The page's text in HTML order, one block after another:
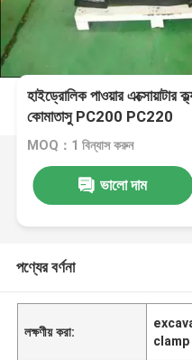
হাইড্রোলিক পাওয়ার এক্সোয়াটার
কোমাতাসু PC200 PC220
MOQ：1 বিন্যাস করুন
ভালো দাম
পণ্যের বর্ণনা
লক্ষণীয় করা: